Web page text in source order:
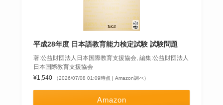
平成28年度 日本語教育能力検定試験 試験問題
著:公益財団法人日本国際教育支援協会, 編集:公益財団法人
日本国際教育支援協会
¥1,540
（2026/07/08 01:09時点 | Amazon調べ）
Amazon